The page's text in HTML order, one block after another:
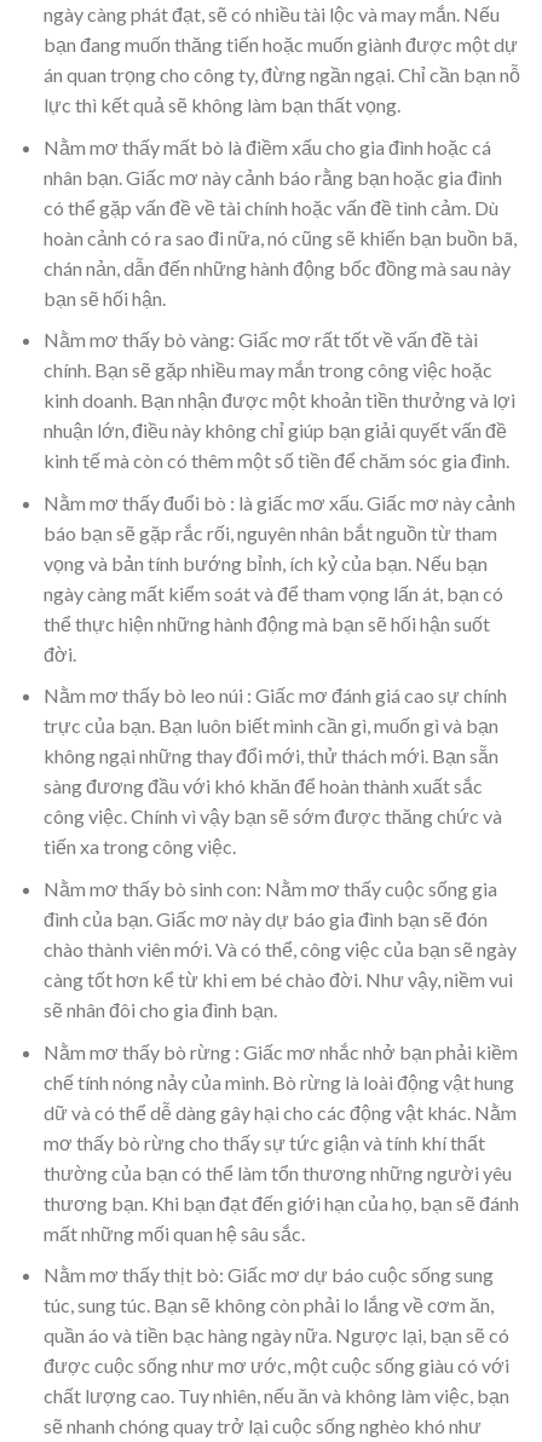
ngày càng phát đạt, sẽ có nhiều tài lộc và may mắn. Nếu
bạn đang muốn thăng tiến hoặc muốn giành được một dự
án quan trọng cho công ty, đừng ngần ngại. Chỉ cần bạn nỗ
lực thì kết quả sẽ không làm bạn thất vọng.
Nằm mơ thấy mất bò là điềm xấu cho gia đình hoặc cá
nhân bạn. Giấc mơ này cảnh báo rằng bạn hoặc gia đình
có thể gặp vấn đề về tài chính hoặc vấn đề tình cảm. Dù
hoàn cảnh có ra sao đi nữa, nó cũng sẽ khiến bạn buồn bã,
chán nản, dẫn đến những hành động bốc đồng mà sau này
bạn sẽ hối hận.
Nằm mơ thấy bò vàng: Giấc mơ rất tốt về vấn đề tài
chính. Bạn sẽ gặp nhiều may mắn trong công việc hoặc
kinh doanh. Bạn nhận được một khoản tiền thưởng và lợi
nhuận lớn, điều này không chỉ giúp bạn giải quyết vấn đề
kinh tế mà còn có thêm một số tiền để chăm sóc gia đình.
Nằm mơ thấy đuổi bò : là giấc mơ xấu. Giấc mơ này cảnh
báo bạn sẽ gặp rắc rối, nguyên nhân bắt nguồn từ tham
vọng và bản tính bướng bỉnh, ích kỷ của bạn. Nếu bạn
ngày càng mất kiểm soát và để tham vọng lấn át, bạn có
thể thực hiện những hành động mà bạn sẽ hối hận suốt
đời.
Nằm mơ thấy bò leo núi : Giấc mơ đánh giá cao sự chính
trực của bạn. Bạn luôn biết mình cần gì, muốn gì và bạn
không ngại những thay đổi mới, thử thách mới. Bạn sẵn
sàng đương đầu với khó khăn để hoàn thành xuất sắc
công việc. Chính vì vậy bạn sẽ sớm được thăng chức và
tiến xa trong công việc.
Nằm mơ thấy bò sinh con: Nằm mơ thấy cuộc sống gia
đình của bạn. Giấc mơ này dự báo gia đình bạn sẽ đón
chào thành viên mới. Và có thể, công việc của bạn sẽ ngày
càng tốt hơn kể từ khi em bé chào đời. Như vậy, niềm vui
sẽ nhân đôi cho gia đình bạn.
Nằm mơ thấy bò rừng : Giấc mơ nhắc nhở bạn phải kiềm
chế tính nóng nảy của mình. Bò rừng là loài động vật hung
dữ và có thể dễ dàng gây hại cho các động vật khác. Nằm
mơ thấy bò rừng cho thấy sự tức giận và tính khí thất
thường của bạn có thể làm tổn thương những người yêu
thương bạn. Khi bạn đạt đến giới hạn của họ, bạn sẽ đánh
mất những mối quan hệ sâu sắc.
Nằm mơ thấy thịt bò: Giấc mơ dự báo cuộc sống sung
túc, sung túc. Bạn sẽ không còn phải lo lắng về cơm ăn,
quần áo và tiền bạc hàng ngày nữa. Ngược lại, bạn sẽ có
được cuộc sống như mơ ước, một cuộc sống giàu có với
chất lượng cao. Tuy nhiên, nếu ăn và không làm việc, bạn
sẽ nhanh chóng quay trở lại cuộc sống nghèo khó như